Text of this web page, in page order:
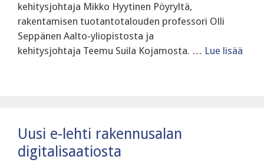
kehitysjohtaja Mikko Hyytinen Pöyryltä,
rakentamisen tuotantotalouden professori Olli
Seppänen Aalto-yliopistosta ja
kehitysjohtaja Teemu Suila Kojamosta. … Lue lisää
Uusi e-lehti rakennusalan
digitalisaatiosta